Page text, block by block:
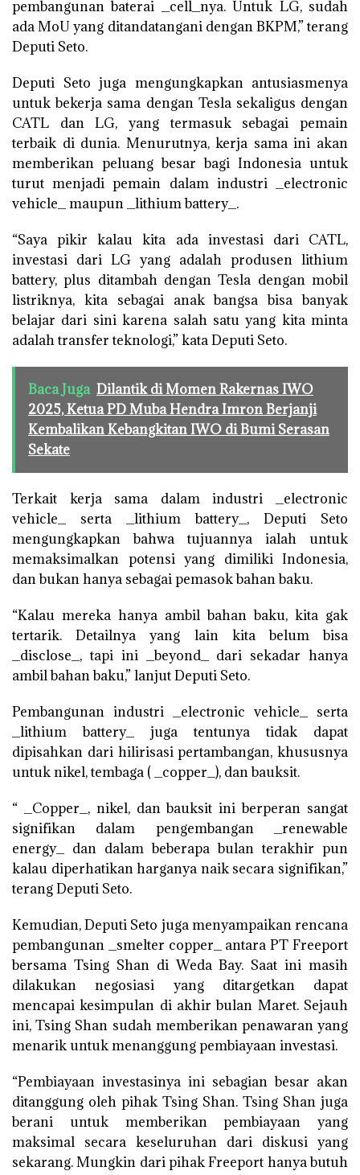
pembangunan baterai _cell_nya. Untuk LG, sudah
ada MoU yang ditandatangani dengan BKPM,” terang
Deputi Seto.
Deputi Seto juga mengungkapkan antusiasmenya
untuk bekerja sama dengan Tesla sekaligus dengan
CATL dan LG, yang termasuk sebagai pemain
terbaik di dunia. Menurutnya, kerja sama ini akan
memberikan peluang besar bagi Indonesia untuk
turut menjadi pemain dalam industri _electronic
vehicle_ maupun _lithium battery_.
“Saya pikir kalau kita ada investasi dari CATL,
investasi dari LG yang adalah produsen lithium
battery, plus ditambah dengan Tesla dengan mobil
listriknya, kita sebagai anak bangsa bisa banyak
belajar dari sini karena salah satu yang kita minta
adalah transfer teknologi,” kata Deputi Seto.
Baca Juga Dilantik di Momen Rakernas IWO
2025, Ketua PD Muba Hendra Imron Berjanji
Kembalikan Kebangkitan IWO di Bumi Serasan
Sekate
Terkait kerja sama dalam industri _electronic
vehicle_ serta _lithium battery_, Deputi Seto
mengungkapkan bahwa tujuannya ialah untuk
memaksimalkan potensi yang dimiliki Indonesia,
dan bukan hanya sebagai pemasok bahan baku.
“Kalau mereka hanya ambil bahan baku, kita gak
tertarik. Detailnya yang lain kita belum bisa
_disclose_, tapi ini _beyond_ dari sekadar hanya
ambil bahan baku,” lanjut Deputi Seto.
Pembangunan industri _electronic vehicle_ serta
_lithium battery_ juga tentunya tidak dapat
dipisahkan dari hilirisasi pertambangan, khususnya
untuk nikel, tembaga ( _copper_), dan bauksit.
“ _Copper_, nikel, dan bauksit ini berperan sangat
signifikan dalam pengembangan _renewable
energy_ dan dalam beberapa bulan terakhir pun
kalau diperhatikan harganya naik secara signifikan,”
terang Deputi Seto.
Kemudian, Deputi Seto juga menyampaikan rencana
pembangunan _smelter copper_ antara PT Freeport
bersama Tsing Shan di Weda Bay. Saat ini masih
dilakukan negosiasi yang ditargetkan dapat
mencapai kesimpulan di akhir bulan Maret. Sejauh
ini, Tsing Shan sudah memberikan penawaran yang
menarik untuk menanggung pembiayaan investasi.
“Pembiayaan investasinya ini sebagian besar akan
ditanggung oleh pihak Tsing Shan. Tsing Shan juga
berani untuk memberikan pembiayaan yang
maksimal secara keseluruhan dari diskusi yang
sekarang. Mungkin dari pihak Freeport hanya butuh